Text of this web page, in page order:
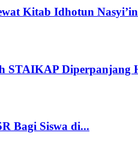
Kitab Idhotun Nasyi’in
STAIKAP Diperpanjang
Bagi Siswa di...